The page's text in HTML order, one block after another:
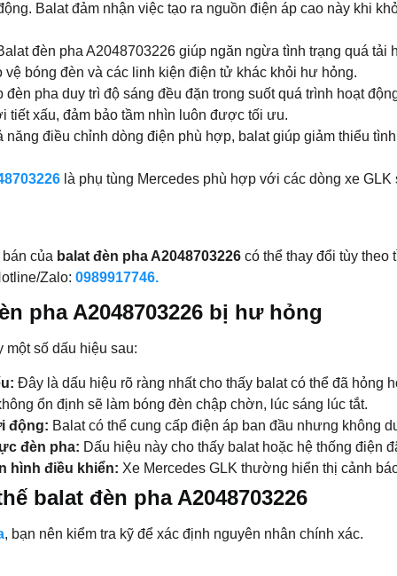
Balat đảm nhận việc tạo ra nguồn điện áp cao này khi
đèn pha A2048703226 giúp ngăn ngừa tình trạng quá
bóng đèn và các linh kiện điện tử khác khỏi hư hỏng.
đèn pha duy trì độ sáng đều đặn trong suốt quá trình hoạt
tiết xấu, đảm bảo tầm nhìn luôn được tối ưu.
năng điều chỉnh dòng điện phù hợp, balat giúp giảm thiểu
là phụ tùng Mercedes phù hợp với các dòng xe GLK
bán của balat đèn pha A2048703226 có thể thay đổi tùy theo
Zalo: 0989917746.
pha A2048703226 bị hư hỏng
một số dấu hiệu sau:
Đây là dấu hiệu rõ ràng nhất cho thấy balat có thể đã hỏng
ổn định sẽ làm bóng đèn chập chờn, lúc sáng lúc tắt.
động: Balat có thể cung cấp điện áp ban đầu nhưng không
đèn pha: Dấu hiệu này cho thấy balat hoặc hệ thống điện
hình điều khiển: Xe Mercedes GLK thường hiển thị cảnh
balat đèn pha A2048703226
, bạn nên kiểm tra kỹ để xác định nguyên nhân chính xác.